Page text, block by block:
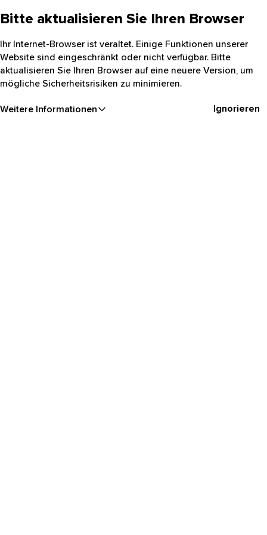
Bitte aktualisieren Sie Ihren Browser
Ihr Internet-Browser ist veraltet. Einige Funktionen unserer
Website sind eingeschränkt oder nicht verfügbar. Bitte
aktualisieren Sie Ihren Browser auf eine neuere Version, um
mögliche Sicherheitsrisiken zu minimieren.
Weitere Informationen Ignorieren